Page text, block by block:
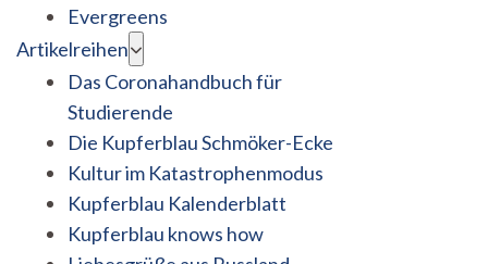
Evergreens
Artikelreihen
Das Coronahandbuch für
Studierende
Die Kupferblau Schmöker-Ecke
Kultur im Katastrophenmodus
Kupferblau Kalenderblatt
Kupferblau knows how